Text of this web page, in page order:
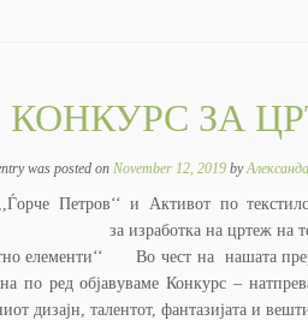
КОНКУРС ЗА
was posted onNovember 12, 2019 by
Петров‘‘ и Активот по
изработка на цртеж
елементи‘‘ Во чест на нашата
по ред објавуваме Конкурс –
дизајн, талентот, фантазијата и